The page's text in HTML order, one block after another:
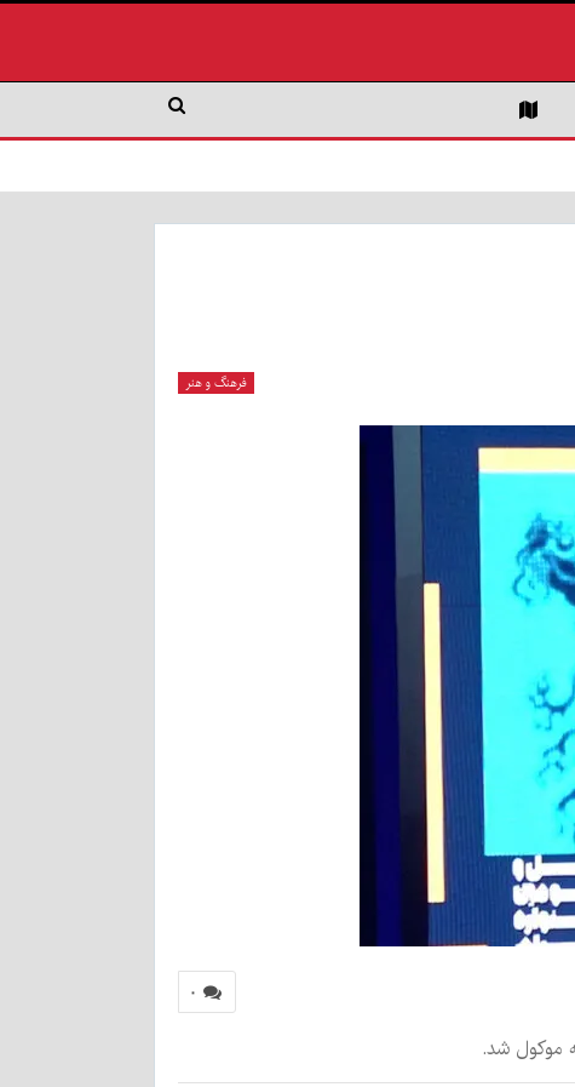
فرهنگ و هنر
۰
موکول شد.